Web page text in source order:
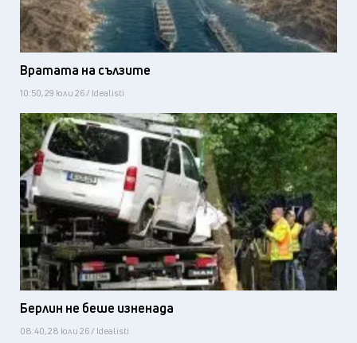
Вратата на сълзите
10:50, 29 юли 26 / Idealisti
Берлин не беше изненада
08:40, 28 юли 26 / Idealisti